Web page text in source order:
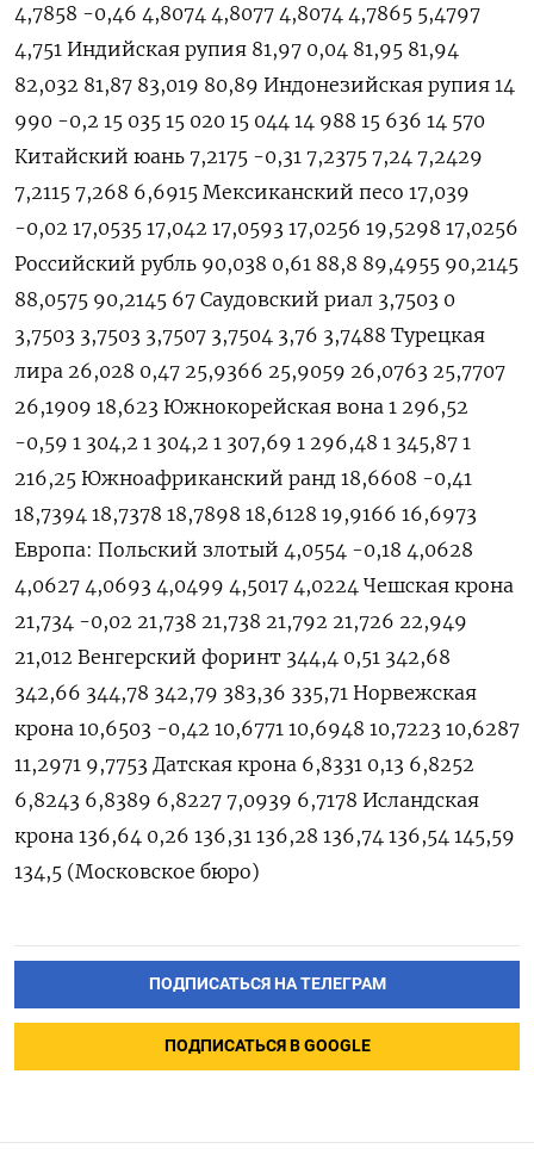
4,7858 -0,46 4,8074 4,8077 4,8074 4,7865 5,4797
4,751 Индийская рупия 81,97 0,04 81,95 81,94
82,032 81,87 83,019 80,89 Индонезийская рупия 14
990 -0,2 15 035 15 020 15 044 14 988 15 636 14 570
Китайский юань 7,2175 -0,31 7,2375 7,24 7,2429
7,2115 7,268 6,6915 Мексиканский песо 17,039
-0,02 17,0535 17,042 17,0593 17,0256 19,5298 17,0256
Российский рубль 90,038 0,61 88,8 89,4955 90,2145
88,0575 90,2145 67 Саудовский риал 3,7503 0
3,7503 3,7503 3,7507 3,7504 3,76 3,7488 Турецкая
лира 26,028 0,47 25,9366 25,9059 26,0763 25,7707
26,1909 18,623 Южнокорейская вона 1 296,52
-0,59 1 304,2 1 304,2 1 307,69 1 296,48 1 345,87 1
216,25 Южноафриканский ранд 18,6608 -0,41
18,7394 18,7378 18,7898 18,6128 19,9166 16,6973
Европа: Польский злотый 4,0554 -0,18 4,0628
4,0627 4,0693 4,0499 4,5017 4,0224 Чешская крона
21,734 -0,02 21,738 21,738 21,792 21,726 22,949
21,012 Венгерский форинт 344,4 0,51 342,68
342,66 344,78 342,79 383,36 335,71 Норвежская
крона 10,6503 -0,42 10,6771 10,6948 10,7223 10,6287
11,2971 9,7753 Датская крона 6,8331 0,13 6,8252
6,8243 6,8389 6,8227 7,0939 6,7178 Исландская
крона 136,64 0,26 136,31 136,28 136,74 136,54 145,59
134,5 (Московское бюро)
ПОДПИСАТЬСЯ НА ТЕЛЕГРАМ
ПОДПИСАТЬСЯ В GOOGLE